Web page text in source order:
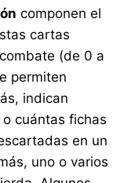
componen el
cartas
(de 0 a
permiten
indican
cuántas fichas
en un
uno o varios